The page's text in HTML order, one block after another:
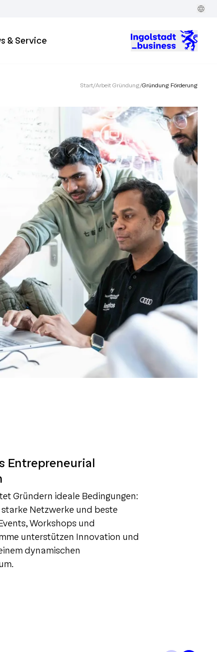
& Service
Start/Arbeit Gründung/Gründung Förderung
Entrepreneurial
Gründern ideale Bedingungen:
starke Netzwerke und beste
Workshops und
unterstützen Innovation und
dynamischen